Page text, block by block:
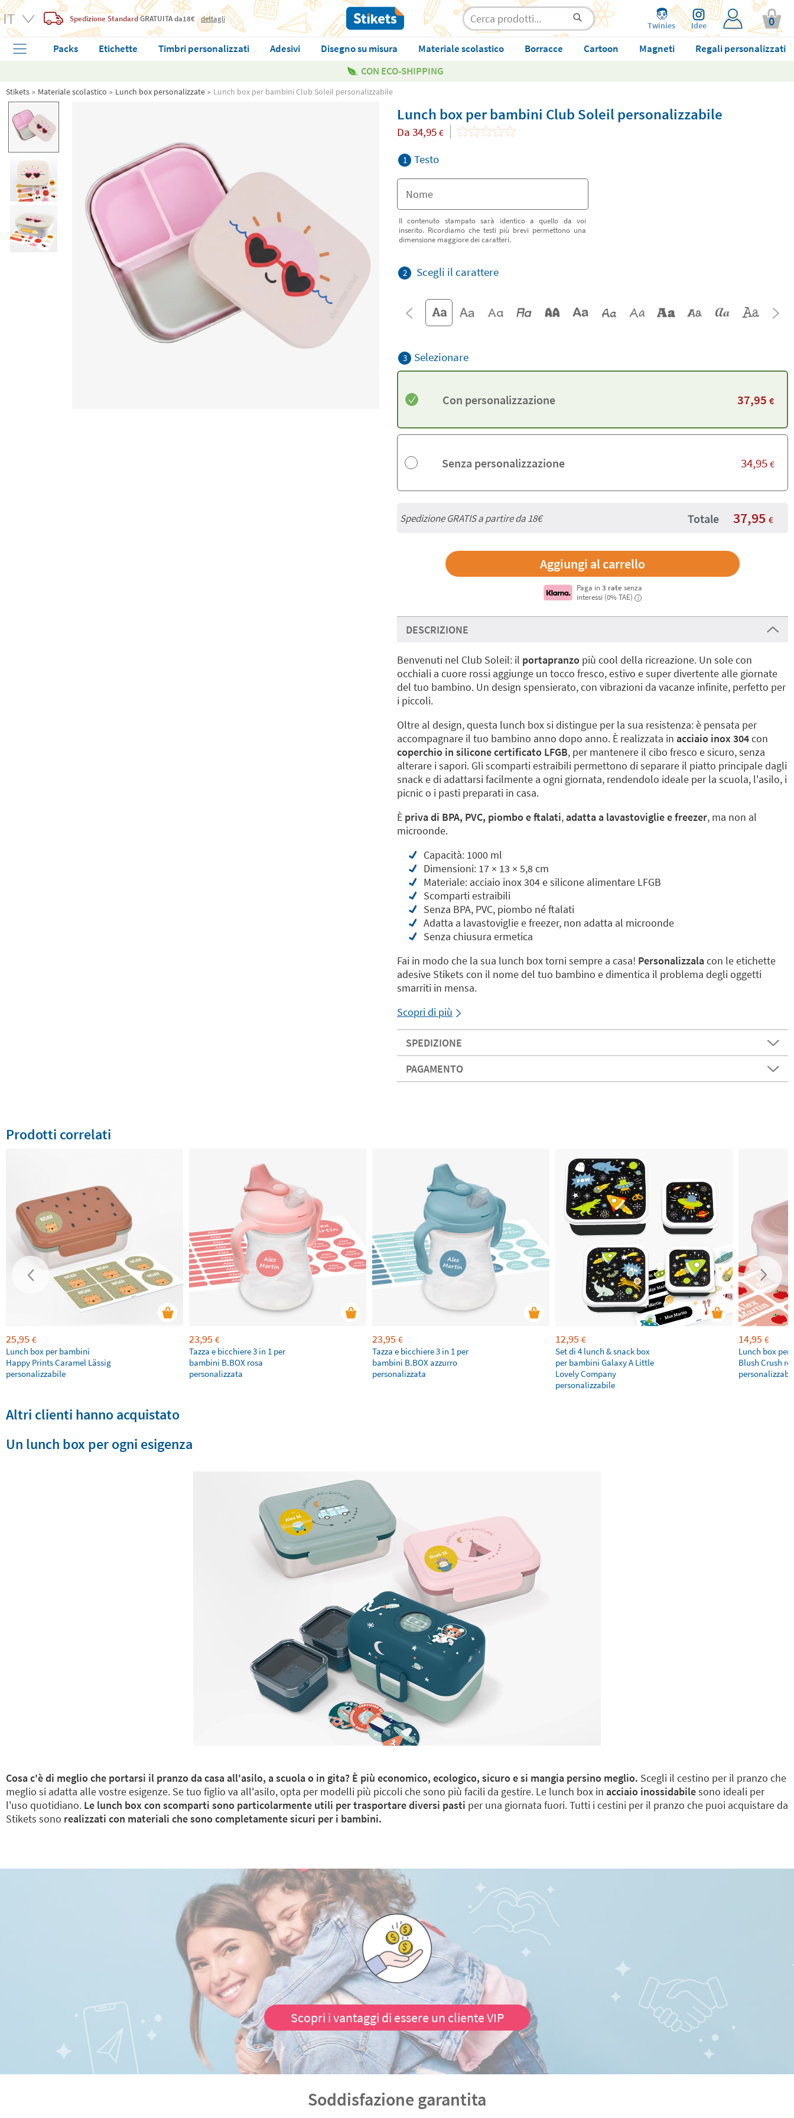
Spedizione StandardGRATUITAda18€ dettagli
Twinies Idee 0
Packs Etichette Timbri personalizzati Adesivi Disegno su misura Materiale scolastico Borracce Cartoon Magneti
Regali personalizzati
CON ECO-SHIPPING
Stikets Materiale scolastico Lunch box personalizzate Lunch box per bambini Club Soleil personalizzabile
Lunch box per bambini Club Soleil personalizzabile
Da 34,95 €
1 Testo
Il contenuto stampato sarà identico a quello da voi
inserito. Ricordiamo che testi più brevi permettono una
dimensione maggiore dei caratteri.
2 Scegli il carattere
3 Selezionare
Con personalizzazione 37,95 €
Senza personalizzazione 34,95 €
Spedizione GRATIS a partire da18€ Totale 37,95 €
Paga in 3 rate senza
interessi (0% TAE)
i
DESCRIZIONE
Benvenuti nel Club Soleil: il portapranzo più cool della ricreazione. Un sole con
occhiali a cuore rossi aggiunge un tocco fresco, estivo e super divertente alle giornate
del tuo bambino. Un design spensierato, con vibrazioni da vacanze infinite, perfetto per
i piccoli.
Oltre al design, questa lunch box si distingue per la sua resistenza: è pensata per
accompagnare il tuo bambino anno dopo anno. È realizzata in acciaio inox 304con
coperchio in silicone certificato LFGB, per mantenere il cibo fresco e sicuro, senza
alterare i sapori. Gli scomparti estraibili permettono di separare il piatto principale dagli
snack e di adattarsi facilmente a ogni giornata, rendendolo ideale per la scuola, l'asilo, i
picnic o i pasti preparati in casa.
È priva di BPA, PVC, piombo e ftalati,adatta a lavastoviglie e freezer, ma non al
microonde.
Capacità: 1000 ml
Dimensioni: 17 × 13 × 5,8 cm
Materiale: acciaio inox 304 e silicone alimentare LFGB
Scomparti estraibili
Senza BPA, PVC, piombo né ftalati
Adatta a lavastoviglie e freezer, non adatta al microonde
Senza chiusura ermetica
Fai in modo che la sua lunch box torni sempre a casa! Personalizzalacon le etichette
adesive Stikets con il nome del tuo bambino e dimentica il problema degli oggetti
smarriti in mensa.
Scopri di più
SPEDIZIONE
PAGAMENTO
Prodotti correlati
25,95 €
Lunch box per bambini
Happy Prints Caramel Lässig
personalizzabile
23,95 €
Tazza e bicchiere 3 in 1 per
bambini B.BOX rosa
personalizzata
23,95 €
Tazza e bicchiere 3 in 1 per
bambini B.BOX azzurro
personalizzata
12,95 €
Set di 4 lunch & snack box
per bambini Galaxy A Little
Lovely Company
personalizzabile
14,95 €
Lunch box per
Blush Crush
Altri clienti hanno acquistato
Un lunch box per ogni esigenza
Cosa c'è di meglio che portarsi il pranzo da casa all'asilo, a scuola o in gita? È più economico, ecologico, sicuro e si mangia persino meglio. Scegli il cestino per il pranzo che
meglio si adatta alle vostre esigenze. Se tuo figlio va all'asilo, opta per modelli più piccoli che sono più facili da gestire. Le lunch box in acciaio inossidabilesono ideali per
l'uso quotidiano. Le lunch box con scomparti sono particolarmente utili per trasportare diversi pasti per una giornata fuori. Tutti i cestini per il pranzo che puoi acquistare da
Stikets sono realizzati con materiali che sono completamente sicuri per i bambini.
Scopri i vantaggi di essere un cliente VIP
Soddisfazione garantita